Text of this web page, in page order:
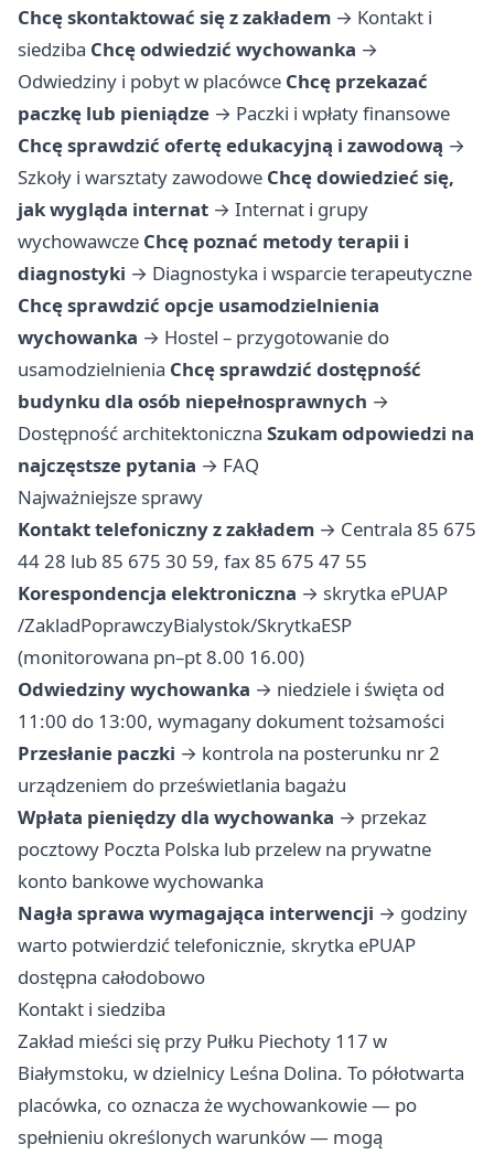
Chcę skontaktować się z zakładem → Kontakt i
siedziba Chcę odwiedzić wychowanka →
Odwiedziny i pobyt w placówce Chcę przekazać
paczkę lub pieniądze → Paczki i wpłaty finansowe
Chcę sprawdzić ofertę edukacyjną i zawodową →
Szkoły i warsztaty zawodowe Chcę dowiedzieć się,
jak wygląda internat → Internat i grupy
wychowawcze Chcę poznać metody terapii i
diagnostyki → Diagnostyka i wsparcie terapeutyczne
Chcę sprawdzić opcje usamodzielnienia
wychowanka → Hostel – przygotowanie do
usamodzielnienia Chcę sprawdzić dostępność
budynku dla osób niepełnosprawnych →
Dostępność architektoniczna Szukam odpowiedzi na
najczęstsze pytania → FAQ
Najważniejsze sprawy
Kontakt telefoniczny z zakładem → Centrala 85 675
44 28 lub 85 675 30 59, fax 85 675 47 55
Korespondencja elektroniczna → skrytka ePUAP
/ZakladPoprawczyBialystok/SkrytkaESP
(monitorowana pn–pt 8.00 16.00)
Odwiedziny wychowanka → niedziele i święta od
11:00 do 13:00, wymagany dokument tożsamości
Przesłanie paczki → kontrola na posterunku nr 2
urządzeniem do prześwietlania bagażu
Wpłata pieniędzy dla wychowanka → przekaz
pocztowy Poczta Polska lub przelew na prywatne
konto bankowe wychowanka
Nagła sprawa wymagająca interwencji → godziny
warto potwierdzić telefonicznie, skrytka ePUAP
dostępna całodobowo
Kontakt i siedziba
Zakład mieści się przy Pułku Piechoty 117 w
Białymstoku, w dzielnicy Leśna Dolina. To półotwarta
placówka, co oznacza że wychowankowie — po
spełnieniu określonych warunków — mogą